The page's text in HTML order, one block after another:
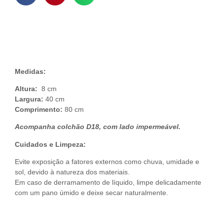
Medidas:
Altura: 8 cm
Largura: 40 cm
Comprimento: 80 cm
Acompanha colchão D18, com lado impermeável.
Cuidados e Limpeza:
Evite exposição a fatores externos como chuva, umidade e
sol, devido à natureza dos materiais.
Em caso de derramamento de líquido, limpe delicadamente
com um pano úmido e deixe secar naturalmente.